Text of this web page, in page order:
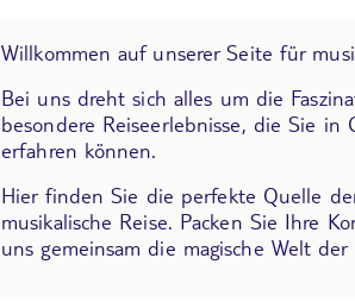
Willkommen auf unserer Seite für
Bei uns dreht sich alles um die
besondere Reiseerlebnisse, die Sie in
erfahren können.
Hier finden Sie die perfekte Quelle
musikalische Reise. Packen Sie Ihre
uns gemeinsam die magische Welt